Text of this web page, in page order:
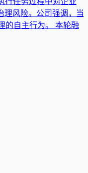
理风险。公司强调，当
的自主行为。 本轮融